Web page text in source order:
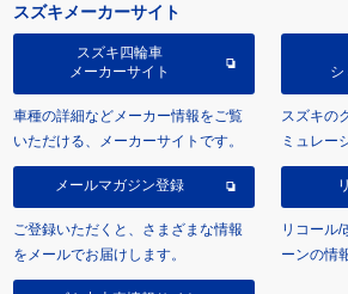
スズキメーカーサイト
スズキ四輪車
メーカーサイト
車種の詳細などメーカー情報をご覧
いただける、メーカーサイトです。
シ
スズキの
ミュレー
メールマガジン登録
ご登録いただくと、さまざまな情報
をメールでお届けします。
リコール/
ーンの情